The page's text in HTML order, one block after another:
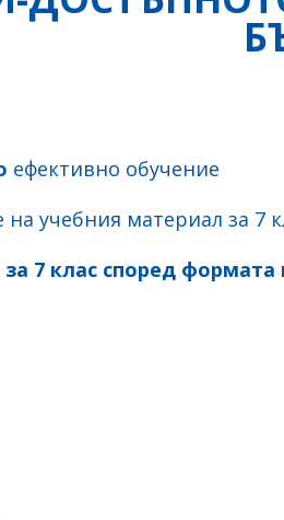
ефективно обучение
на учебния материал за 7
7 клас според формата